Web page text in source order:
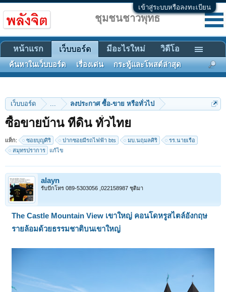
เข้าสู่ระบบหรือลงทะเบียน
เว็บบอร์ด ... ลงประกาศ ซื้อ-ขาย หรือทั่วไป
ซื้อขายบ้าน ทีดิน ทั่วไทย
แท็ก: ซอยบุญศิริ ปากซอยมีรถไฟฟ้า bts มบ.นฤมลศิริ
รร.นายเรือ
สมุทรปราการ
แก้ไข
alayn
รับปักโทร 089-5303056 ,022158987 ชุติมา
The Castle Mountain View เขาใหญ่ คอนโดหรูสไตล์อังกฤษ
รายล้อมด้วยธรรมชาติบนเขาใหญ่
ชุมชนชาวพุทธ
หน้าแรก เว็บบอร์ด
ค้นหาในเว็บบอร์ด เรื่องเด่น กระทู้และโพสต์ล่าสุด
มีอะไรใหม่ วิดีโอ